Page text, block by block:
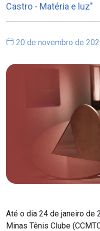
Castro - Matéria e luz"
20 de novembro de
Até o dia 24 de janeiro de
Minas Tênis Clube